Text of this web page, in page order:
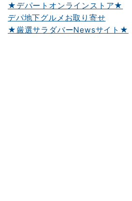
★デパートオンラインストア★
デパ地下グルメお取り寄せ
★厳選サラダバーNewsサイト★